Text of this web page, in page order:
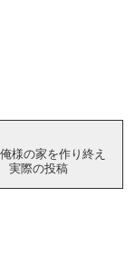
様の家を作り終え
実際の投稿